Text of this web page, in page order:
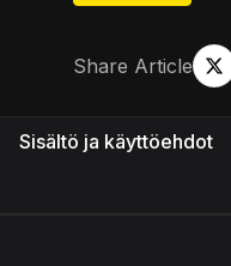
Share Article
Sisältö ja käyttöehdot